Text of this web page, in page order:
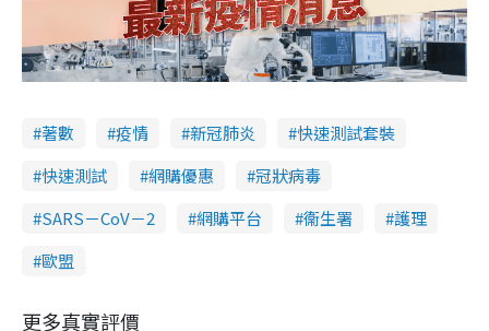
著數 疫情 新冠肺炎
快速測試套裝
快速測試
網購優惠
冠狀病毒
SARS－CoV－2
網購平台 衞生署
護理
歐盟
更多真實評價